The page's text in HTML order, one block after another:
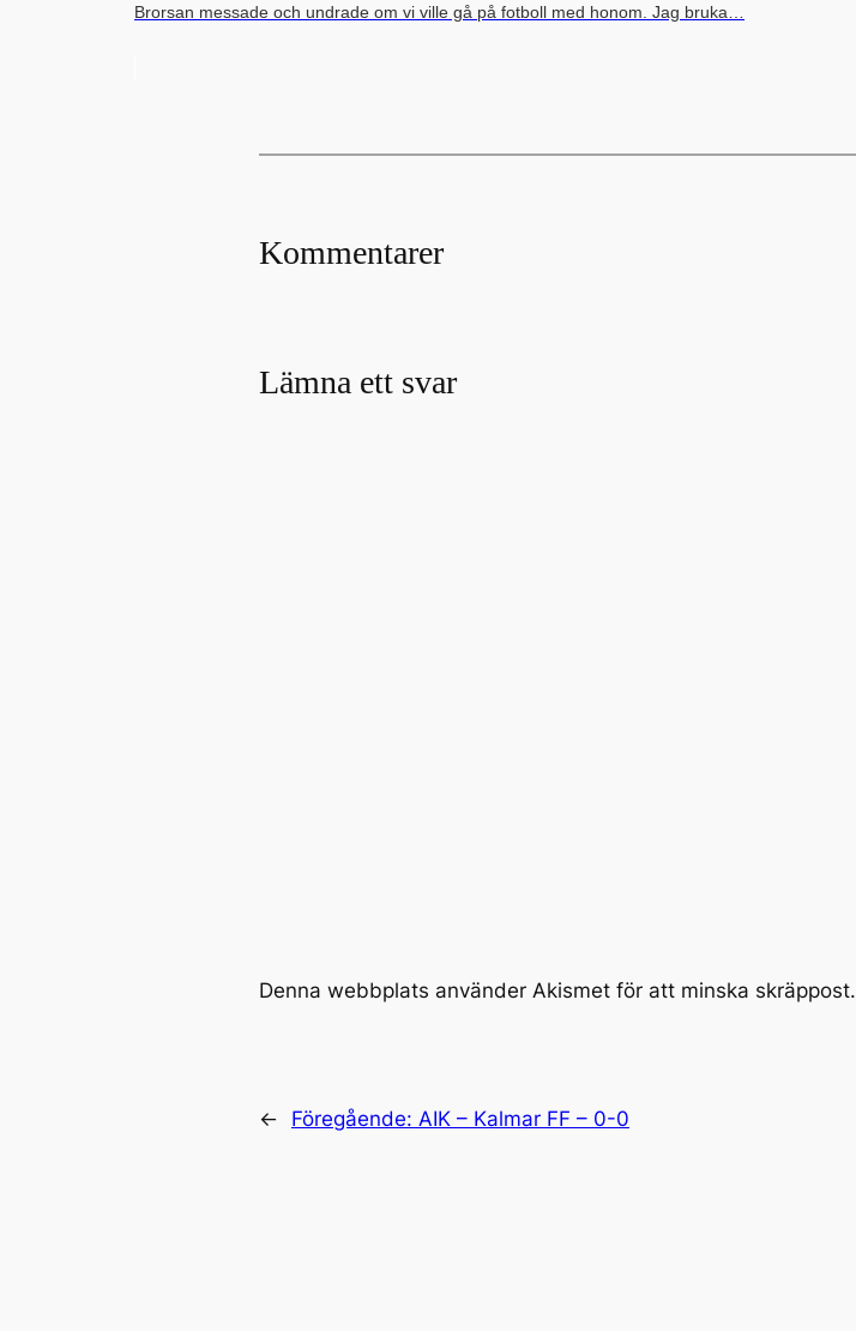
Brorsan messade och undrade om vi ville gå på fotboll med honom. Jag bruka…
Kommentarer
Lämna ett svar
Denna webbplats använder Akismet för att minska skräppost.
← Föregående: AIK – Kalmar FF – 0-0